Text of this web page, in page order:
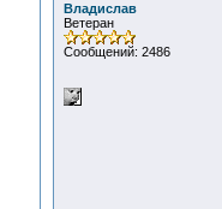
Владислав
Ветеран
Сообщений: 2486